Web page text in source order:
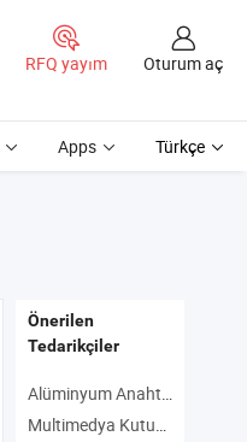
RFQ yayım Oturum aç
Apps Türkçe
Önerilen
Tedarikçiler
Alüminyum Anahtar Kutusu Üreticiler
Multimedya Kutusu Üreticiler